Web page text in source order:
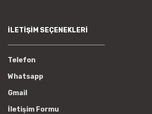
İLETİŞİM SEÇENEKLERİ
Telefon
Whatsapp
Gmail
İletişim Formu